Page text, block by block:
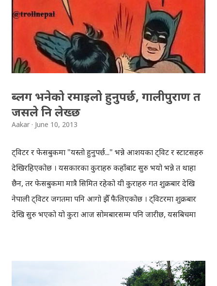
SLC Results 2069 will be available online as soon as
the Controller of Examinations published the results.
You can check SLC Results via Sparrow SMS Service
as well. How to check SLC result via Sparrow SMS?
Type SLC-space-Your Symbol Number and send it to
मार्फत रिजल्ट हेर्न SLC-space-Your Symbol Number टाइप
गरि 5001 मा पठाउन सकिनेछ ।) Example: SLC 01234566A
ब्लग भनेको रमाइलो हुनुपर्छ, गालीपुराण त
जसले नि लेख्छ
Aakar June 10, 2013
ट्विटर र फेसबुकमा "यस्तो हुनुपर्छ..." भन्ने आशयका ट्विट र स्टाटसहरु
देखिरहिएकोछ । यसप्रकारका कुराहरु कहाँबाट सुरु भयो भन्ने त थाहा
छैन, तर फेसबुकमा मात्रै सिमित रहेको यी कुराहरु गत शुक्रबार देखि
नेपाली ट्विटर जगतमा पनि आगो झैँ फैलिएकोछ । ट्विटरमा शुक्रबार
देखि सुरु भएको यो कुरा आज सोमबारसम्म पनि जारीछ, यसबिचमा
आदि विभिन्न विषयमा यसप्रकारका ट्विटहरु गरेकाछन् । ट्विटहरु
रमाइला हुँदा हुँदै पनि, एउटै कुरा धेरै पटक दोहोरिएकोले अनि ट्विटर